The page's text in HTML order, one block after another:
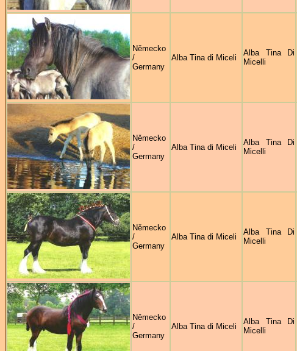
Německo
/
Germany
Alba Tina di Miceli
Alba Tina Di
Micelli
Německo
/
Germany
Alba Tina di Miceli
Alba Tina Di
Micelli
Německo
/
Germany
Alba Tina di Miceli
Alba Tina Di
Micelli
Německo
/
Germany
Alba Tina di Miceli
Alba Tina Di
Micelli